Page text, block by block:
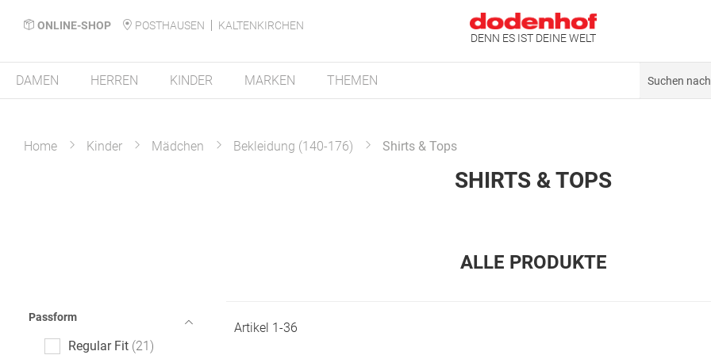
ONLINE-SHOP POSTHAUSEN
KALTENKIRCHEN
DENN ES IST DEINE WELT
DAMEN HERREN KINDER MARKEN THEMEN
Home Kinder Mädchen Bekleidung (140-176) Shirts & Tops
SHIRTS & TOPS
ALLE PRODUKTE
Passform
Regular Fit 21
Artikel 1-36